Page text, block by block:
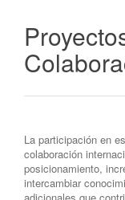
La participación en
colaboración
posicionamiento,
intercambiar